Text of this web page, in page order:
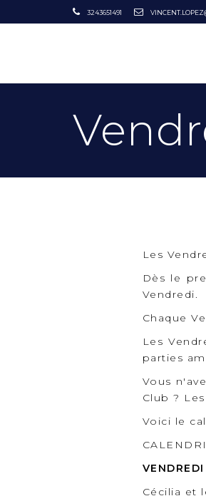
3243651491
Les
Dès le
Vendredi.
Chaque
Les
parties
Vous
Club ?
Voici le
Cécilia et